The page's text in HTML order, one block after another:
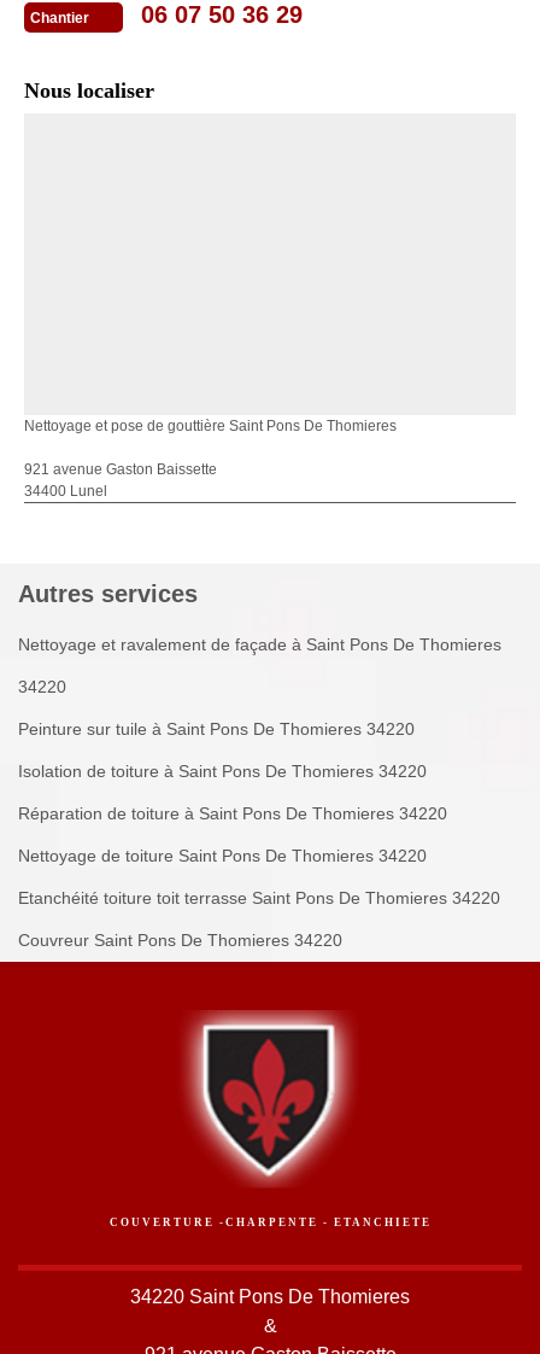
Chantier 06 07 50 36 29
Nous localiser
Nettoyage et pose de gouttière Saint Pons De Thomieres
921 avenue Gaston Baissette
34400 Lunel
Autres services
Nettoyage et ravalement de façade à Saint Pons De Thomieres
34220
Peinture sur tuile à Saint Pons De Thomieres 34220
Isolation de toiture à Saint Pons De Thomieres 34220
Réparation de toiture à Saint Pons De Thomieres 34220
Nettoyage de toiture Saint Pons De Thomieres 34220
Etanchéité toiture toit terrasse Saint Pons De Thomieres 34220
Couvreur Saint Pons De Thomieres 34220
COUVERTURE -CHARPENTE - ETANCHIETE
34220 Saint Pons De Thomieres
&